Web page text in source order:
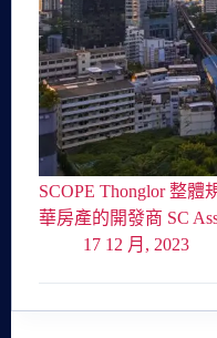
SCOPE Thonglor 整
華房產的開發商 SC
17 12 月, 2023